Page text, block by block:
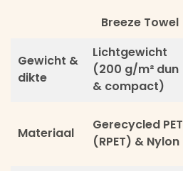
Breeze Towel
Gewicht &
dikte
Lichtgewicht
(200 g/m² dun
& compact)
Materiaal
Gerecycled PET
(RPET) & Nylon